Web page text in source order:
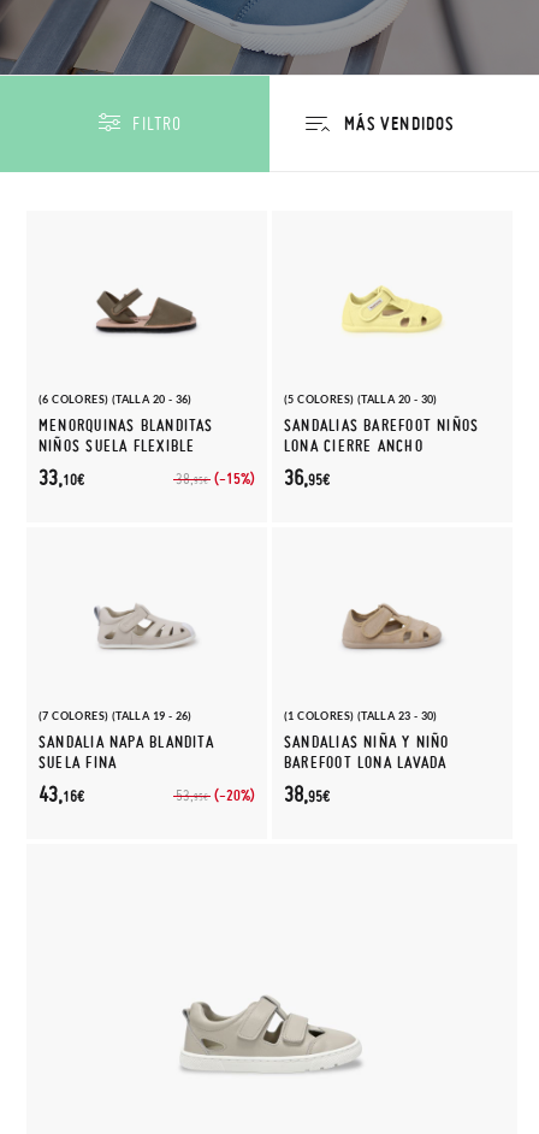
FILTRO
(6 COLORES) (TALLA 20 - 36)
MENORQUINAS BLANDITAS
NIÑOS SUELA FLEXIBLE
38,95€ (-15%)
33,10€
(5 COLORES) (TALLA 20 - 30)
SANDALIAS BAREFOOT NIÑOS
LONA CIERRE ANCHO
36,95€
(7 COLORES) (TALLA 19 - 26)
SANDALIA NAPA BLANDITA
SUELA FINA
53,95€ (-20%)
43,16€
(1 COLORES) (TALLA 23 - 30)
SANDALIAS NIÑA Y NIÑO
BAREFOOT LONA LAVADA
38,95€